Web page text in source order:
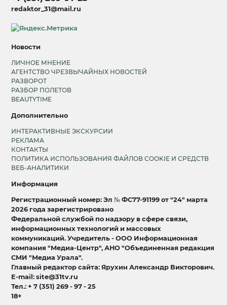
redaktor_31@mail.ru
Новости
ЛИЧНОЕ МНЕНИЕ
АГЕНТСТВО ЧРЕЗВЫЧАЙНЫХ НОВОСТЕЙ
РАЗВОРОТ
РАЗБОР ПОЛЕТОВ
BEAUTYTIME
Дополнительно
ИНТЕРАКТИВНЫЕ ЭКСКУРСИИ
РЕКЛАМА
КОНТАКТЫ
ПОЛИТИКА ИСПОЛЬЗОВАНИЯ ФАЙЛОВ COOKIE И СРЕДСТВ
ВЕБ-АНАЛИТИКИ
Информация
Регистрационный номер: Эл № ФС77-91199 от "24" марта
2026 года зарегистрировано
Федеральной службой по надзору в сфере связи,
информационных технологий и массовых
коммуникаций. Учредитель - ООО Информационная
компания "Медиа-Центр", АНО "Объединенная редакция
СМИ "Медиа Урала".
Главный редактор сайта: Ярухин Александр Викторович.
E-mail: site@31tv.ru
Тел.: + 7 (351) 269 - 97 - 25
18+